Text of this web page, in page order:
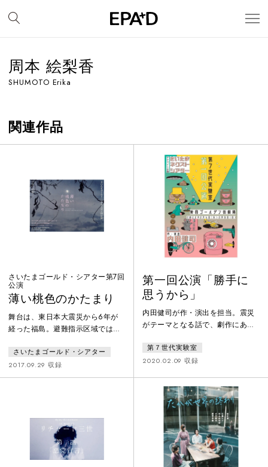
周本 絵梨香
SHUMOTO Erika
関連作品
さいたまゴールド・シアター第7回
公演
薄い桃色のかたまり
舞台は、東日本大震災から6年が
経った福島。避難指示区域では、
ようになっていた。添田家では、
ある日長男の学がイノシシに襲わ
れた。それを助けたのが復興本社
わらず、妻のパエリアをご馳走す
ることに拘る。一方、線路が見え
る丘の上には、毎日、若い男がや
ってきていた。線路も駅も流され
さいたまゴールド・シアター
2017.09.29 収録
第一回公演「勝手に
思うから」
内田健司が作・演出を担当。震災
がテーマとなる話で、劇作にあた
という社会的事象に対して舞台芸
術関係者はどのような「アクショ
う」と行動を強いるのではなく、
伝えたい心を舞台上で表現として
届けるなかで観客が感じとるもの
を「アクション」とすることを望
み、タイトルやストーリーを明か
さずに公演を行った。
第７世代実験室
2020.02.09 収録